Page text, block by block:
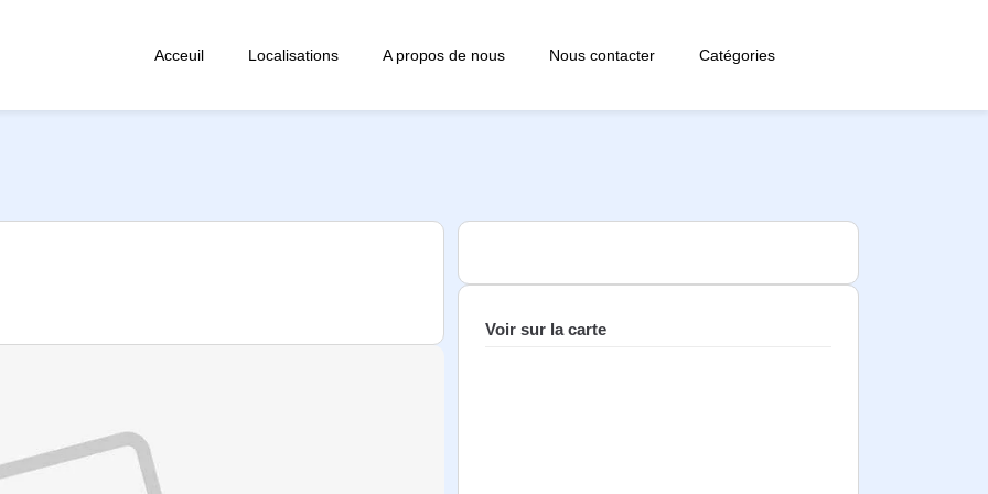
Acceuil Localisations A propos de nous Nous contacter Catégories
Voir sur la carte